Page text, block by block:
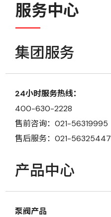
服务中心
集团服务
24小时服务热线：
400-630-2228
售前咨询：021-56319995
售后服务：021-56325447
产品中心
泵阀产品